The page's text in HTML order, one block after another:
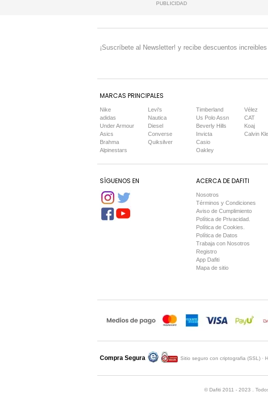
PUBLICIDAD
¡Suscríbete al Newsletter! y recibe descuentos increibles
MARCAS PRINCIPALES
Nike
adidas
Under Armour
Asics
Brahma
Alpinestars
Levi's
Nautica
Diesel
Converse
Quiksilver
Timberland
Us Polo Assn
Beverly Hills
Invicta
Casio
Oakley
Vélez
CAT
Koaj
Calvin
SÍGUENOS EN ACERCA DE DAFITI
Nosotros
Términos y Condiciones
Aviso de Cumplimiento
Política de Privacidad.
Política de Cookies.
Política de Datos
Trabaja con Nosotros
Registro
App Dafiti
Mapa de sitio
Compra Segura
Compra asegurada por Sitio seguro con criptografia (SSL) ·
© Dafiti 2011 - 2023 .